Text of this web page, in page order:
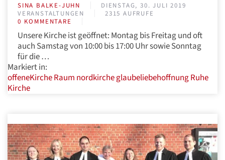
SINA BALKE-JUHN
DIENSTAG, 30. JULI 2019
VERANSTALTUNGEN
2315 AUFRUFE
0 KOMMENTARE
Unsere Kirche ist geöffnet: Montag bis Freitag und oft
auch Samstag von 10:00 bis 17:00 Uhr sowie Sonntag
für die …
Markiert in:
offeneKircheRaum nordkircheglaubeliebehoffnungRuhe
Kirche